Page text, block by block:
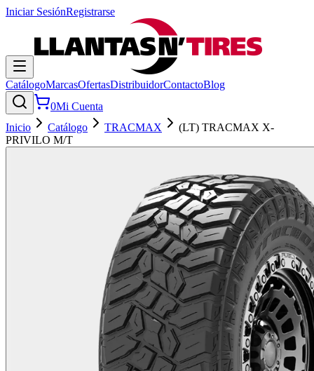
Iniciar SesiónRegistrarse
CatálogoMarcasOfertasDistribuidorContactoBlog
0Mi Cuenta
Inicio
Catálogo TRACMAX
(LT) TRACMAX X-
PRIVILO M/T